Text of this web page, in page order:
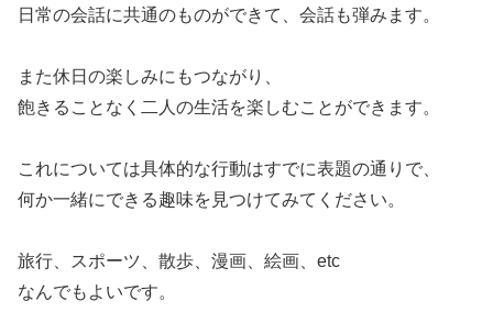
日常の会話に共通のものができて、会話も弾みます。
また休日の楽しみにもつながり、
飽きることなく二人の生活を楽しむことができます。
これについては具体的な行動はすでに表題の通りで、
何か一緒にできる趣味を見つけてみてください。
旅行、スポーツ、散歩、漫画、絵画、etc
なんでもよいです。